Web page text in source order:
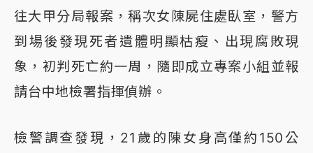
往大甲分局報案，稱次女陳屍住處臥室，警方
到場後發現死者遺體明顯枯瘦、出現腐敗現
象，初判死亡約一周，隨即成立專案小組並報
請台中地檢署指揮偵辦。
檢警調查發現，21歲的陳女身高僅約150公